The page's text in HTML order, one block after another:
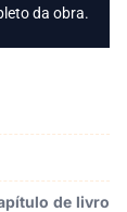
da obra.
de livro